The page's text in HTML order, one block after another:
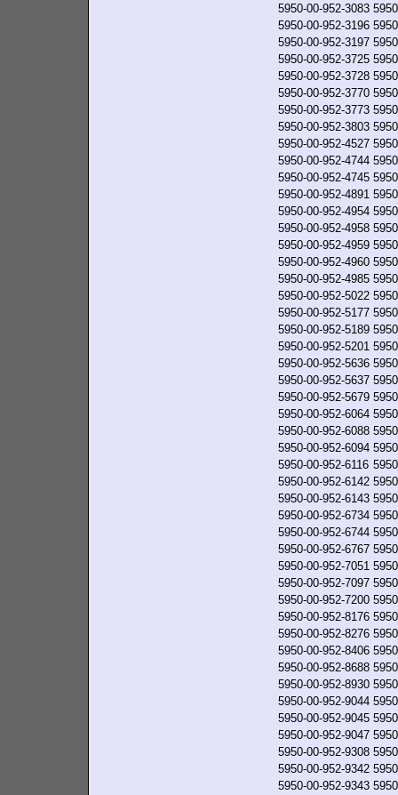
5950-00-952-3083
5950-00-952-3196
5950-00-952-3197
5950-00-952-3725
5950-00-952-3728
5950-00-952-3770
5950-00-952-3773
5950-00-952-3803
5950-00-952-4527
5950-00-952-4744
5950-00-952-4745
5950-00-952-4891
5950-00-952-4954
5950-00-952-4958
5950-00-952-4959
5950-00-952-4960
5950-00-952-4985
5950-00-952-5022
5950-00-952-5177
5950-00-952-5189
5950-00-952-5201
5950-00-952-5636
5950-00-952-5637
5950-00-952-5679
5950-00-952-6064
5950-00-952-6088
5950-00-952-6094
5950-00-952-6116
5950-00-952-6142
5950-00-952-6143
5950-00-952-6734
5950-00-952-6744
5950-00-952-6767
5950-00-952-7051
5950-00-952-7097
5950-00-952-7200
5950-00-952-8176
5950-00-952-8276
5950-00-952-8406
5950-00-952-8688
5950-00-952-8930
5950-00-952-9044
5950-00-952-9045
5950-00-952-9047
5950-00-952-9308
5950-00-952-9342
5950-00-952-9343